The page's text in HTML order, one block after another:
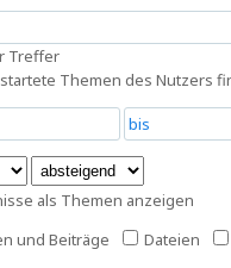
Treffer
Themen des Nutzers
als Themen anzeigen
und Beiträge Dateien